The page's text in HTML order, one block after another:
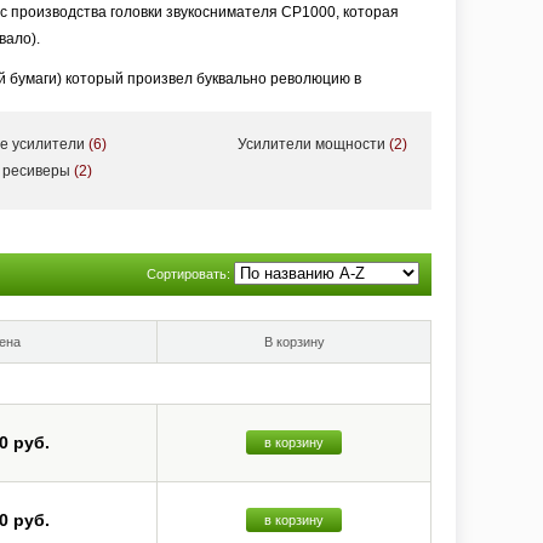
головки звукоснимателя CP1000, которая
который произвел буквально революцию в
позже компания завоевала признание как один из
грампластинок и головки громкоговорителя, затем
Два года спустя компания вышла на рынок с усилителем
Особенно было отмечено широкое использование
характерна не очень высокая стабильность настройки,
но для повышения ее точности и стабильности
ее названием. Год спустя в Германии
Однако стереоаппаратура наивысшего качества
с регулярным обновлением в новых модификациях
усилители (6)
(2)
Усилители мощности(2)
Сортировать:
В корзину
руб. в корзину
руб. в корзину